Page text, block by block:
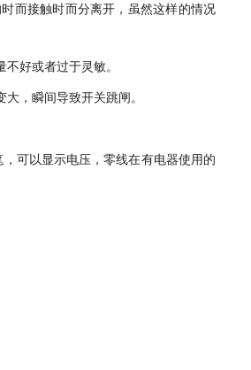
而接触时而分离开，虽然这样的情况
好或者过于灵敏。
，瞬间导致开关跳闸。
可以显示电压，零线在有电器使用的